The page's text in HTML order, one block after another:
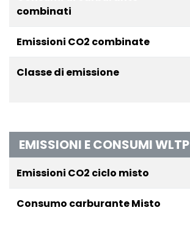
combinati
Emissioni CO2 combinate
Classe di emissione
EMISSIONI E CONSUMI WLTP
Emissioni CO2 ciclo misto
Consumo carburante Misto